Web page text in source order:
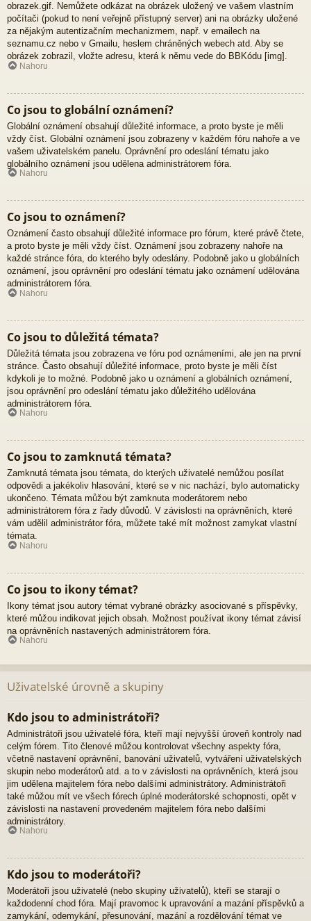
obrazek.gif. Nemůžete odkázat na obrázek uložený ve vašem vlastním
počítači (pokud to není veřejně přístupný server) ani na obrázky uložené
za nějakým autentizačním mechanizmem, např. v emailech na
seznamu.cz nebo v Gmailu, heslem chráněných webech atd. Aby se
obrázek zobrazil, vložte adresu, která k němu vede do BBKódu [img].
Nahoru
Co jsou to globální oznámení?
Globální oznámení obsahují důležité informace, a proto byste je měli
vždy číst. Globální oznámení jsou zobrazeny v každém fóru nahoře a ve
vašem uživatelském panelu. Oprávnění pro odeslání tématu jako
globálního oznámení jsou udělena administrátorem fóra.
Nahoru
Co jsou to oznámení?
Oznámení často obsahují důležité informace pro fórum, které právě čtete,
a proto byste je měli vždy číst. Oznámení jsou zobrazeny nahoře na
každé stránce fóra, do kterého byly odeslány. Podobně jako u globálních
oznámení, jsou oprávnění pro odeslání tématu jako oznámení udělována
administrátorem fóra.
Nahoru
Co jsou to důležitá témata?
Důležitá témata jsou zobrazena ve fóru pod oznámeními, ale jen na první
stránce. Často obsahují důležité informace, proto byste je měli číst
kdykoli je to možné. Podobně jako u oznámení a globálních oznámení,
jsou oprávnění pro odeslání tématu jako důležitého udělována
administrátorem fóra.
Nahoru
Co jsou to zamknutá témata?
Zamknutá témata jsou témata, do kterých uživatelé nemůžou posílat
odpovědi a jakékoliv hlasování, které se v nic nachází, bylo automaticky
ukončeno. Témata můžou být zamknuta moderátorem nebo
administrátorem fóra z řady důvodů. V závislosti na oprávněních, které
vám udělil administrátor fóra, můžete také mít možnost zamykat vlastní
témata.
Nahoru
Co jsou to ikony témat?
Ikony témat jsou autory témat vybrané obrázky asociované s příspěvky,
které můžou indikovat jejich obsah. Možnost používat ikony témat závisí
na oprávněních nastavených administrátorem fóra.
Nahoru
Uživatelské úrovně a skupiny
Kdo jsou to administrátoři?
Administrátoři jsou uživatelé fóra, kteří mají nejvyšší úroveň kontroly nad
celým fórem. Tito členové můžou kontrolovat všechny aspekty fóra,
včetně nastavení oprávnění, banování uživatelů, vytváření uživatelských
skupin nebo moderátorů atd. a to v závislosti na oprávněních, která jsou
jim udělena majitelem fóra nebo dalšími administrátory. Administrátoři
také můžou mít ve všech fórech úplné moderátorské schopnosti, opět v
závislosti na nastavení provedeném majitelem fóra nebo dalšími
administrátory.
Nahoru
Kdo jsou to moderátoři?
Moderátoři jsou uživatelé (nebo skupiny uživatelů), kteří se starají o
každodenní chod fóra. Mají pravomoc k upravování a mazání příspěvků a
zamykání, odemykání, přesunování, mazání a rozdělování témat ve